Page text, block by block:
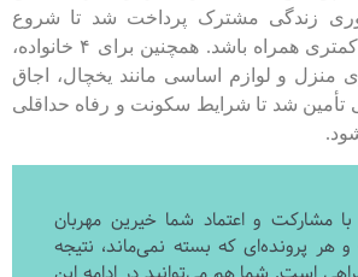
زندگی مشترک پرداخت شد تا شروع
زندگی آن‌ها با دغدغه کمتری همراه باشد. همچنین برای ۴ خانواده،
منزل و لوازم اساسی مانند یخچال، اجاق
تأمین شد تا شرایط سکونت و رفاه حداقلی
مشارکت و اعتماد شما خیرین مهربان
پرونده‌ای که بسته نمی‌ماند، نتیجه